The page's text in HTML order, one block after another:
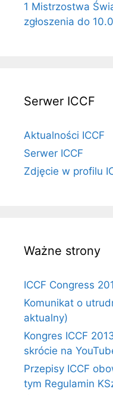
1 Mistrzostwa
zgłoszenia do
Serwer ICCF
Aktualności ICCF
Serwer ICCF
Zdjęcie w profilu
Ważne strony
ICCF Congress
Komunikat o
aktualny)
Kongres ICCF
skrócie na
Przepisy ICCF
tym Regulamin